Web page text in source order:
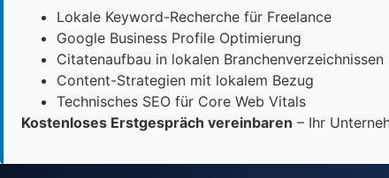
Lokale Keyword-Recherche für Freelance
Google Business Profile Optimierung
Citatenaufbau in lokalen Branchenverzeichnissen
Content-Strategien mit lokalem Bezug
Technisches SEO für Core Web Vitals
Kostenloses Erstgespräch vereinbaren – Ihr